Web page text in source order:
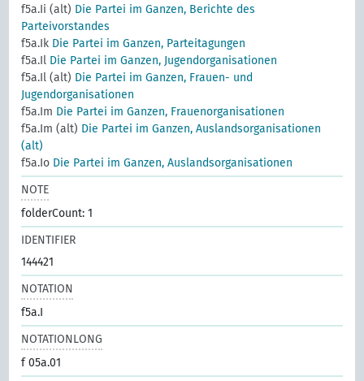
f5a.Ii (alt) Die Partei im Ganzen, Berichte des
Parteivorstandes
f5a.Ik Die Partei im Ganzen, Parteitagungen
f5a.Il Die Partei im Ganzen, Jugendorganisationen
f5a.Il (alt) Die Partei im Ganzen, Frauen- und
Jugendorganisationen
f5a.Im Die Partei im Ganzen, Frauenorganisationen
f5a.Im (alt) Die Partei im Ganzen, Auslandsorganisationen
(alt)
f5a.Io Die Partei im Ganzen, Auslandsorganisationen
NOTE
folderCount: 1
IDENTIFIER
144421
NOTATION
f5a.I
NOTATIONLONG
f 05a.01